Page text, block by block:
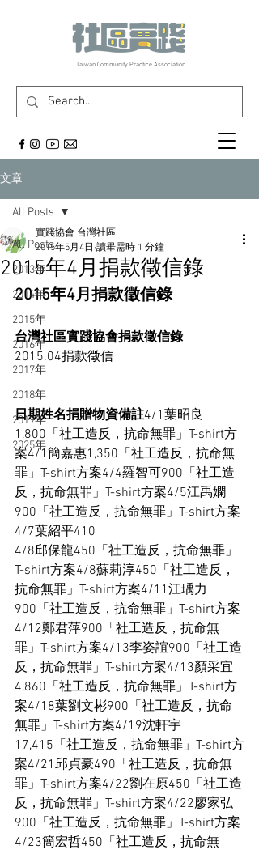
​Taiwan Community Practice Association
文章
All Posts
2013年
2014年
2015年
2016年
2017年
2018年
2019年
2025年
All Posts
2015年4月捐款徵信錄
實踐協會 台灣社區
2015年5月4日 讀畢需時 1 分鐘
2015年4月捐款徵信錄
台灣社區實踐協會捐款徵信錄
2015.04捐款徵信
日期姓名捐贈物資備註4/1葉昭良
1,800「社工造反，抗命無罪」T-shirt方
案4/1簡嘉惠1,350「社工造反，抗命無
罪」T-shirt方案4/4羅智可900「社工造
反，抗命無罪」T-shirt方案4/5江禹嫻
900「社工造反，抗命無罪」T-shirt方案
4/7葉紹平410
4/8邱保龍450「社工造反，抗命無罪」
T-shirt方案4/8蘇莉淳450「社工造反，
抗命無罪」T-shirt方案4/11江瑀力
900「社工造反，抗命無罪」T-shirt方案
4/12鄭君萍900「社工造反，抗命無
罪」T-shirt方案4/13李姿誼900「社工造
反，抗命無罪」T-shirt方案4/13顏采宜
4,860「社工造反，抗命無罪」T-shirt方
案4/18葉劉文彬900「社工造反，抗命
無罪」T-shirt方案4/19沈軒宇
17,415「社工造反，抗命無罪」T-shirt方
案4/21邱貞豪490「社工造反，抗命無
罪」T-shirt方案4/22劉在原450「社工造
反，抗命無罪」T-shirt方案4/22廖家弘
900「社工造反，抗命無罪」T-shirt方案
4/23簡宏哲450「社工造反，抗命無